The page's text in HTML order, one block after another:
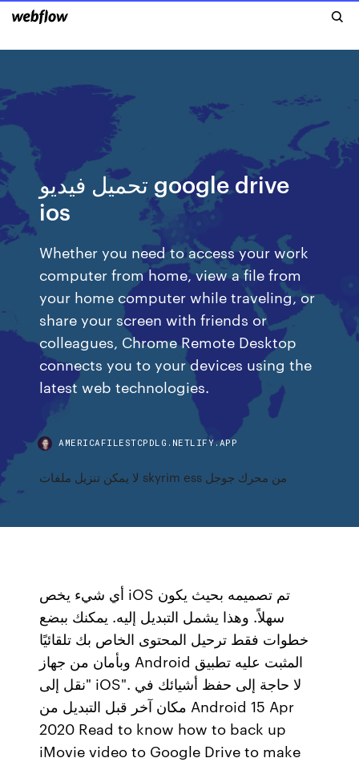
تحميل فيديو google drive
ios
Whether you need to access your work
computer from home, view a file from
your home computer while traveling, or
share your screen with friends or
colleagues, Chrome Remote Desktop
connects you to your devices using the
latest web technologies.
AMERICAFILESTCPDLG.NETLIFY.APP
لا يمكن تنزيل ملفات skyrim ess من محرك جوجل
أي شيء يخص iOS تم تصميمه بحيث يكون
سهلاً. وهذا يشمل التبديل إليه. يمكنك ببضع
خطوات فقط ترحيل المحتوى الخاص بك تلقائيًا
وبأمان من جهاز Android المثبت عليه تطبيق
"نقل إلى iOS". لا حاجة إلى حفظ أشيائك في
مكان آخر قبل التبديل من Android 15 Apr
2020 Read to know how to back up
iMovie video to Google Drive to make